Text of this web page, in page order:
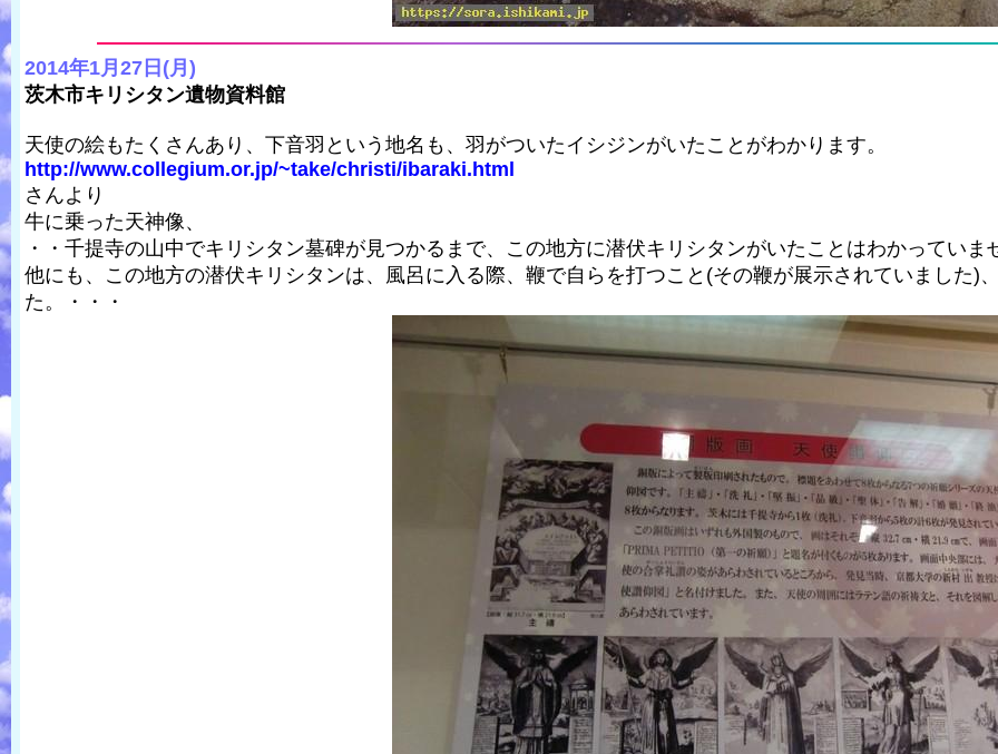
2014年1月27日(月)
茨木市キリシタン遺物資料館
天使の絵もたくさんあり、下音羽という地名も、羽がついたイシジンがいたことがわかります。
http://www.collegium.or.jp/~take/christi/ibaraki.html
さんより
牛に乗った天神像、
・・千提寺の山中でキリシタン墓碑が見つかるまで、この地方に潜伏キリシタンがいたことはわかっていま
他にも、この地方の潜伏キリシタンは、風呂に入る際、鞭で自らを打つこと(その鞭が展示されていました)
た。・・・